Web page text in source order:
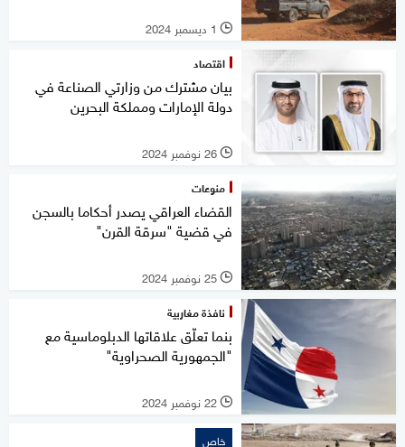
l 1 ديسمبر 2024
اقتصاد
بيان مشترك من وزارتي الصناعة في
دولة الإمارات ومملكة البحرين
l 26 نوفمبر 2024
منوعات
القضاء العراقي يصدر أحكاما بالسجن
في قضية "سرقة القرن"
l 25 نوفمبر 2024
نافذة مغاربية
بنما تعلّق علاقاتها الدبلوماسية مع
"الجمهورية الصحراوية"
l 22 نوفمبر 2024
خاص